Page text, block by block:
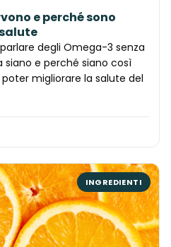
e perché sono
degli Omega-3 senza
e perché siano così
migliorare la salute del
INGREDIENTI